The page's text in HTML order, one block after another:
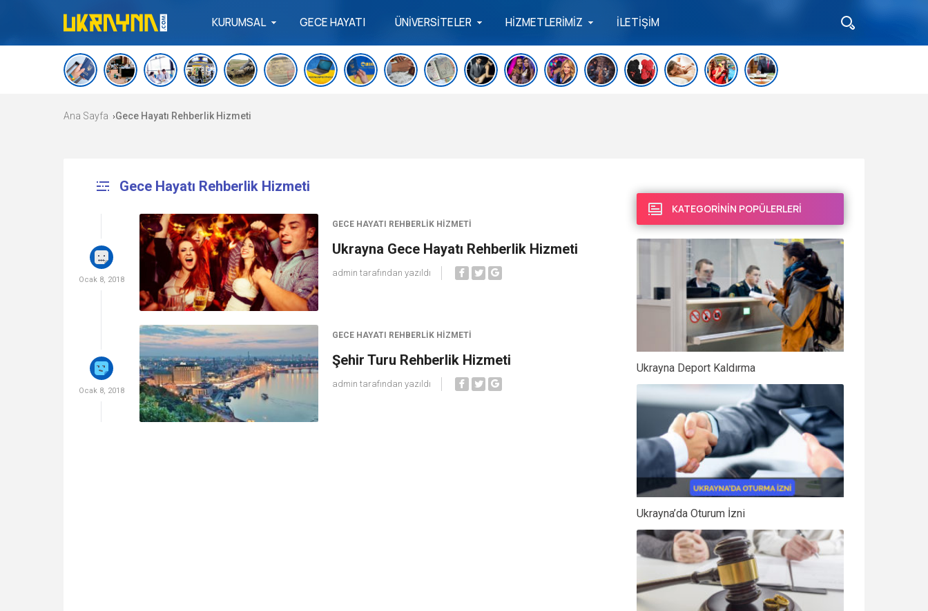
KURUMSAL GECE HAYATI ÜNİVERSİTELER HİZMETLERİMİZ İLETİŞİM
Ana Sayfa ›Gece Hayatı Rehberlik Hizmeti
Gece Hayatı Rehberlik Hizmeti
GECE HAYATI REHBERLIK HIZMETI
Ukrayna Gece Hayatı Rehberlik Hizmeti
admin tarafından yazıldı
Ocak 8, 2018
GECE HAYATI REHBERLIK HIZMETI
Şehir Turu Rehberlik Hizmeti
admin tarafından yazıldı
Ocak 8, 2018
KATEGORİNİN POPÜLERLERİ
Ukrayna Deport Kaldırma
Ukrayna’da Oturum İzni